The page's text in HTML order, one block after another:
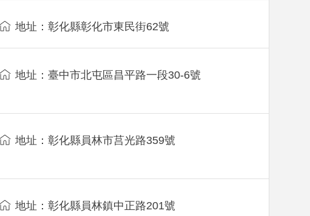
地址：彰化縣彰化市東民街62號
地址：臺中市北屯區昌平路一段30-6號
地址：彰化縣員林市莒光路359號
地址：彰化縣員林鎮中正路201號